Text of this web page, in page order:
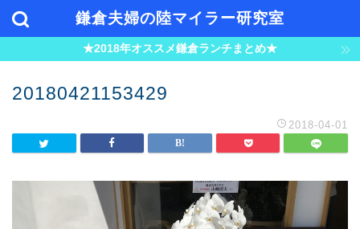
鎌倉夫婦の陸マイラー研究室
★2018年オススメ鎌倉ランチまとめ★
20180421153429
2018-04-01